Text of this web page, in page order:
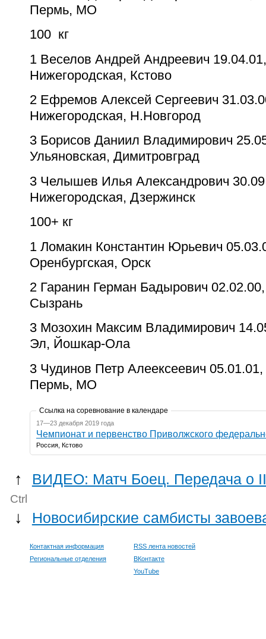
Пермь, МО
100 кг
1 Веселов Андрей Андреевич
Нижегородская, Кстово
2 Ефремов Алексей Сергеевич
Нижегородская, Н.Новгород
3 Борисов Даниил Владимирович
Ульяновская, Димитровград
3 Челышев Илья Александрович
Нижегородская, Дзержинск
100+ кг
1 Ломакин Константин Юрьевич
Оренбургская, Орск
2 Гаранин Герман Бадырович
Сызрань
3 Мозохин Максим Владимирович
Эл, Йошкар-Ола
3 Чудинов Петр Алеексеевич
Пермь, МО
Ссылка на соревнование в календаре
17—23 декабря 2019 года
Чемпионат и первенство Приволжского
Россия, Кстово
↑ ВИДЕО: Матч Боец. Передача о
Ctrl
↓ Новосибирские самбисты
Контактная информация
Региональные отделения
RSS лента новостей
ВКонтакте
YouTube